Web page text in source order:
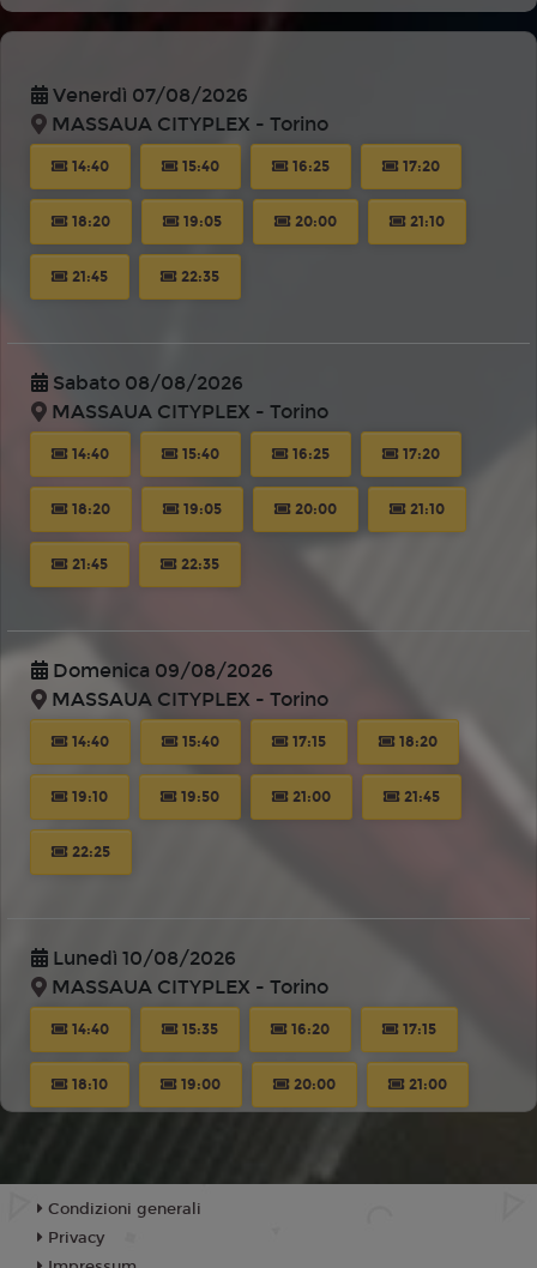
Venerdì 07/08/2026
MASSAUA CITYPLEX - Torino
14:40 15:40 16:25 17:20
18:20 19:05 20:00 21:10
21:45 22:35
Sabato 08/08/2026
MASSAUA CITYPLEX - Torino
14:40 15:40 16:25 17:20
18:20 19:05 20:00 21:10
21:45 22:35
Domenica 09/08/2026
MASSAUA CITYPLEX - Torino
14:40 15:40 17:15 18:20
19:10 19:50 21:00 21:45
22:25
Lunedì 10/08/2026
MASSAUA CITYPLEX - Torino
14:40 15:35 16:20 17:15
18:10 19:00 20:00 21:00
Martedì 11/08/2026
Condizioni generali
Privacy